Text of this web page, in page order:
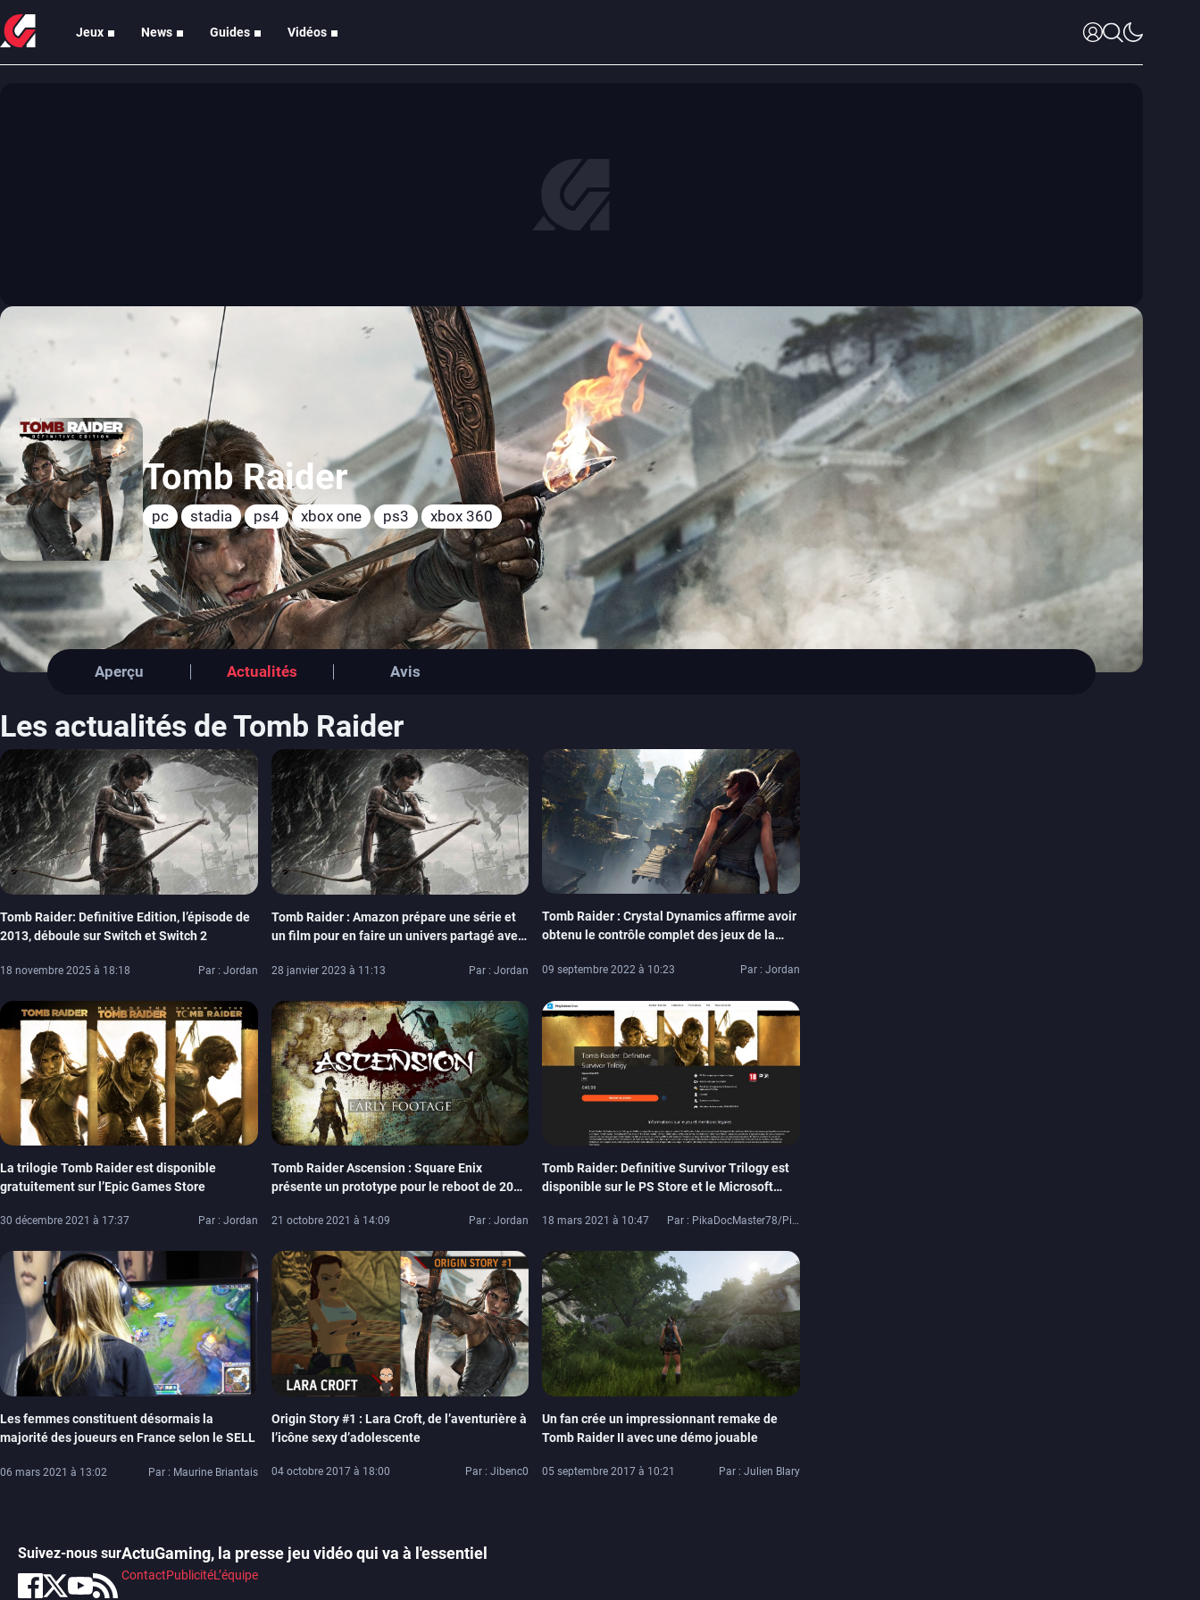
Jeux News Guides Vidéos
Tomb Raider
pc stadia ps4 xbox one ps3 xbox 360
Aperçu Actualités Avis
Les actualités de Tomb Raider
Tomb Raider: Definitive Edition, l’épisode de
2013, déboule sur Switch et Switch 2
18 novembre 2025 à 18:18 Par : Jordan
Tomb Raider : Amazon prépare une série et
un film pour en faire un univers partagé avec
28 janvier 2023 à 11:13 Par : Jordan
Tomb Raider : Crystal Dynamics affirme avoir
obtenu le contrôle complet des jeux de la
09 septembre 2022 à 10:23 Par : Jordan
La trilogie Tomb Raider est disponible
gratuitement sur l’Epic Games Store
30 décembre 2021 à 17:37 Par : Jordan
Tomb Raider Ascension : Square Enix
présente un prototype pour le reboot de 2013
21 octobre 2021 à 14:09 Par : Jordan
Tomb Raider: Definitive Survivor Trilogy est
disponible sur le PS Store et le Microsoft
18 mars 2021 à 10:47 Par : PikaDocMaster78/PikaDoc42
Les femmes constituent désormais la
majorité des joueurs en France selon le SELL
06 mars 2021 à 13:02 Par : Maurine Briantais
Origin Story #1 : Lara Croft, de l’aventurière à
l’icône sexy d’adolescente
04 octobre 2017 à 18:00 Par : Jibenc0
Un fan crée un impressionnant remake de
Tomb Raider II avec une démo jouable
05 septembre 2017 à 10:21 Par : Julien Blary
Suivez-nous surActuGaming, la presse jeu vidéo qui va à l'essentiel
ContactPublicitéL’équipe